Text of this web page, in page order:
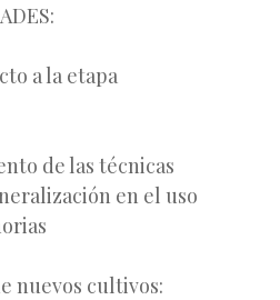
a la etapa
de las técnicas
en el uso
nuevos cultivos: